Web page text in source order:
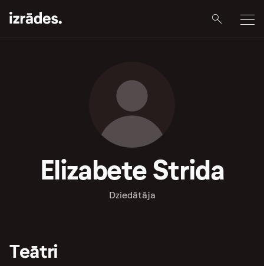
Elizabete Strida
Dziedātāja
Teātri